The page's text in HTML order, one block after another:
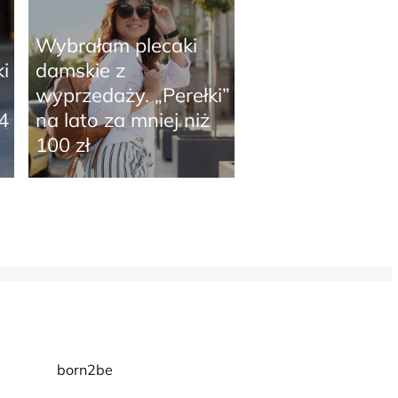
Wybrałam plecaki
damskie z
wyprzedaży. „Perełki”
na lato za mniej niż
100 zł
born2be